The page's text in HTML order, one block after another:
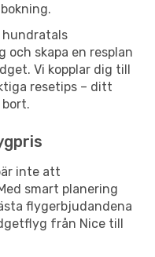
hundratals
skapa en resplan
Vi kopplar dig till
resetips – ditt
inte att
smart planering
flygerbjudandena
från Nice till